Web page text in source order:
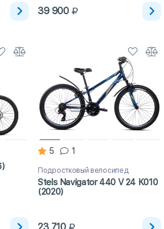
39 900
5 1
Подростковый велосипед
Stels Navigator 440 V 24 K010
(2020)
23 710